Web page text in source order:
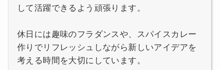
して活躍できるよう頑張ります。
休日には趣味のフラダンスや、スパイスカレー
作りでリフレッシュしながら新しいアイデアを
考える時間を大切にしています。